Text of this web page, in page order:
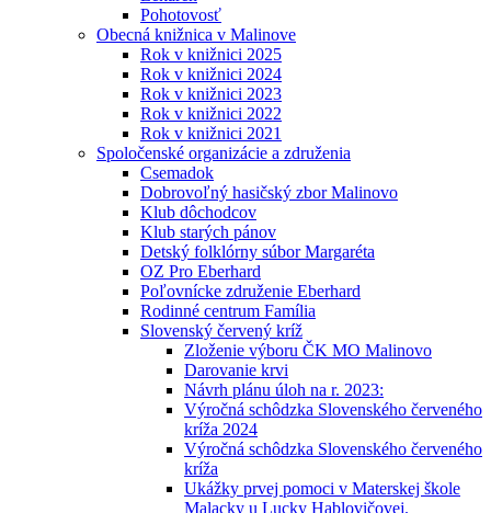
Pohotovosť
Obecná knižnica v Malinove
Rok v knižnici 2025
Rok v knižnici 2024
Rok v knižnici 2023
Rok v knižnici 2022
Rok v knižnici 2021
Spoločenské organizácie a združenia
Csemadok
Dobrovoľný hasičský zbor Malinovo
Klub dôchodcov
Klub starých pánov
Detský folklórny súbor Margaréta
OZ Pro Eberhard
Poľovnícke združenie Eberhard
Rodinné centrum Família
Slovenský červený kríž
Zloženie výboru ČK MO Malinovo
Darovanie krvi
Návrh plánu úloh na r. 2023:
Výročná schôdzka Slovenského červeného
kríža 2024
Výročná schôdzka Slovenského červeného
kríža
Ukážky prvej pomoci v Materskej škole
Malacky u Lucky Hablovičovej.